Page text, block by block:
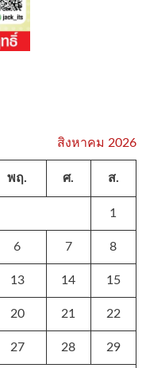
สิงหาคม 2026
พฤ. ศ. ส.
1
6 7 8
13 14 15
20 21 22
27 28 29